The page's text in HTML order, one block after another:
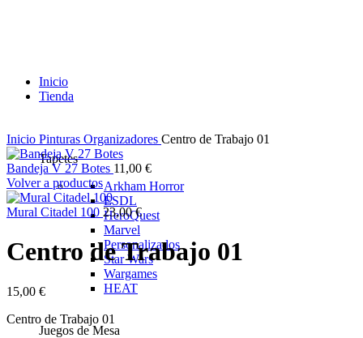
Inicio
Tienda
Tapetes
Arkham Horror
ESDL
HeroQuest
Marvel
Personalizados
Star Wars
Wargames
HEAT
Juegos de Mesa
Inicio Pinturas Organizadores Centro de Trabajo 01
Bandeja V 27 Botes 11,00 €
Volver a productos
Mural Citadel 100 23,00€
Centro de Trabajo 01
15,00 €
Centro de Trabajo 01